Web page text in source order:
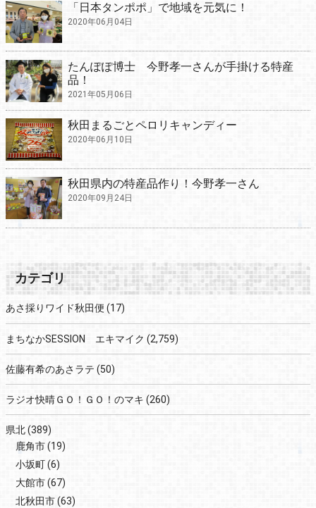
「日本タンポポ」で地域を元気に！
2020年06月04日
たんぽぽ博士 今野孝一さんが手掛ける特産
品！
2021年05月06日
秋田まるごとペロリキャンディー
2020年06月10日
秋田県内の特産品作り！今野孝一さん
2020年09月24日
カテゴリ
あさ採りワイド秋田便 (17)
まちなかSESSION エキマイク (2,759)
佐藤有希のあさラテ (50)
ラジオ快晴ＧＯ！ＧＯ！のマキ (260)
県北(389)
鹿角市(19)
小坂町(6)
大館市(67)
北秋田市(63)